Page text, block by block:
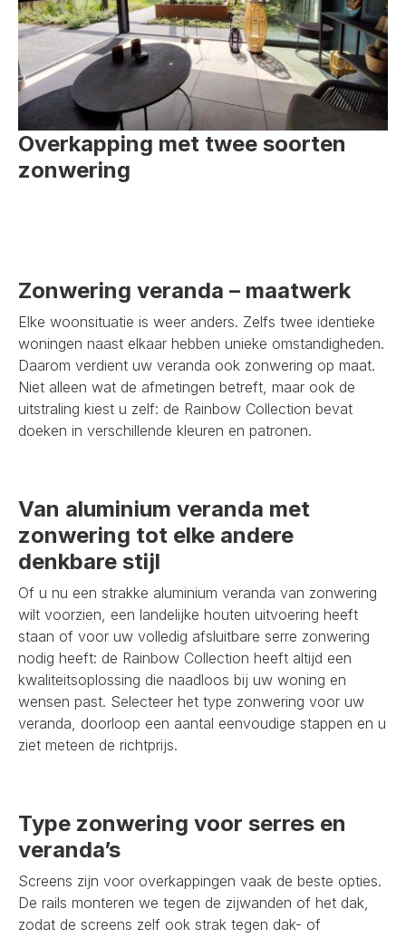
Overkapping met twee soorten
zonwering
Zonwering veranda – maatwerk
Elke woonsituatie is weer anders. Zelfs twee identieke
woningen naast elkaar hebben unieke omstandigheden.
Daarom verdient uw veranda ook zonwering op maat.
Niet alleen wat de afmetingen betreft, maar ook de
uitstraling kiest u zelf: de Rainbow Collection bevat
doeken in verschillende kleuren en patronen.
Van aluminium veranda met
zonwering tot elke andere
denkbare stijl
Of u nu een strakke aluminium veranda van zonwering
wilt voorzien, een landelijke houten uitvoering heeft
staan of voor uw volledig afsluitbare serre zonwering
nodig heeft: de Rainbow Collection heeft altijd een
kwaliteitsoplossing die naadloos bij uw woning en
wensen past. Selecteer het type zonwering voor uw
veranda, doorloop een aantal eenvoudige stappen en u
ziet meteen de richtprijs.
Type zonwering voor serres en
veranda’s
Screens zijn voor overkappingen vaak de beste opties.
De rails monteren we tegen de zijwanden of het dak,
zodat de screens zelf ook strak tegen dak- of